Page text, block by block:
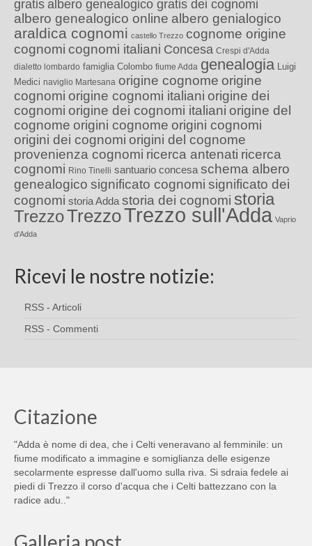
gratis albero genealogico gratis dei cognomi
albero genealogico online albero genialogico
araldica cognomi castello Trezzo cognome origine
cognomi cognomi italiani Concesa Crespi d'Adda
dialetto lombardo famiglia Colombo fiume Adda genealogia Luigi
Medici naviglio Martesana origine cognome origine
cognomi origine cognomi italiani origine dei
cognomi origine dei cognomi italiani origine del
cognome origini cognome origini cognomi
origini dei cognomi origini del cognome
provenienza cognomi ricerca antenati ricerca
cognomi Rino Tinelli santuario concesa schema albero
genealogico significato cognomi significato dei
cognomi storia Adda storia dei cognomi storia
TrezzoTrezzoTrezzo sull'Adda Vaprio
d'Adda
Ricevi le nostre notizie:
RSS - Articoli
RSS - Commenti
Citazione
"Adda è nome di dea, che i Celti veneravano al femminile: un
fiume modificato a immagine e somiglianza delle esigenze
secolarmente espresse dall'uomo sulla riva. Si sdraia fedele ai
piedi di Trezzo il corso d'acqua che i Celti battezzano con la
radice adu.."